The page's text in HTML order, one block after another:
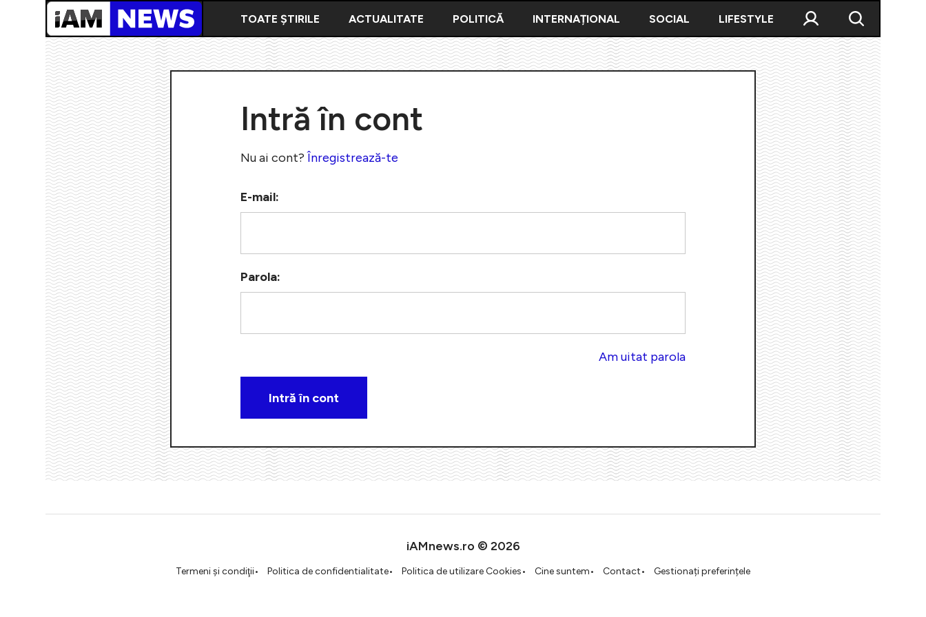
TOATE ȘTIRILE ACTUALITATE POLITICĂ INTERNAȚIONAL SOCIAL LIFESTYLE
Intră în cont
Nu ai cont?Înregistrează-te
E-mail:
Parola:
Am uitat parola
iAMnews.ro © 2026
Termeni şi condiţii Politica de confidentialitate Politica de utilizare Cookies Cine suntem Contact Gestionați preferințele